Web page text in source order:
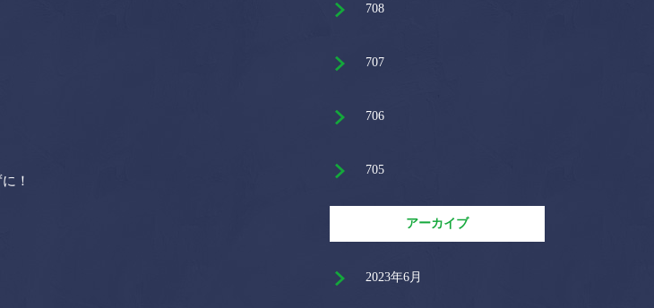
！
708
707
706
705
アーカイブ
2023年6月